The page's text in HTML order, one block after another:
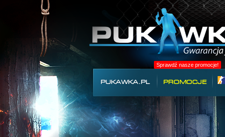
Sprawdź nasze promocje!
PUKAWKA.PL PROMOCJE